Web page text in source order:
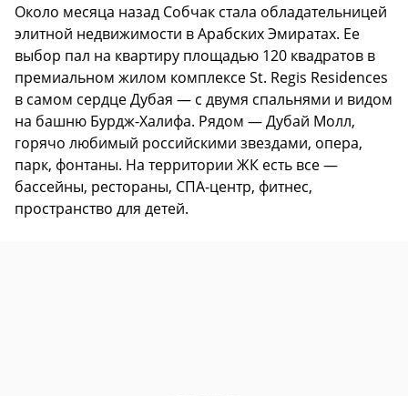
Около месяца назад Собчак стала обладательницей
элитной недвижимости в Арабских Эмиратах. Ее
выбор пал на квартиру площадью 120 квадратов в
премиальном жилом комплексе St. Regis Residences
в самом сердце Дубая — с двумя спальнями и видом
на башню Бурдж-Халифа. Рядом — Дубай Молл,
горячо любимый российскими звездами, опера,
парк, фонтаны. На территории ЖК есть все —
бассейны, рестораны, СПА-центр, фитнес,
пространство для детей.